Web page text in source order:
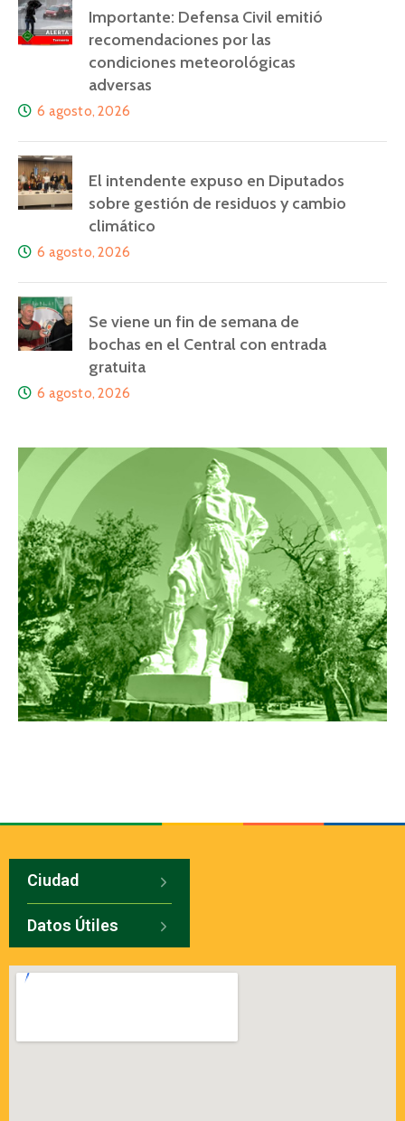
Importante: Defensa Civil emitió
recomendaciones por las
condiciones meteorológicas
adversas
6 agosto, 2026
El intendente expuso en Diputados
sobre gestión de residuos y cambio
climático
6 agosto, 2026
Se viene un fin de semana de
bochas en el Central con entrada
gratuita
6 agosto, 2026
Ciudad
Datos Útiles